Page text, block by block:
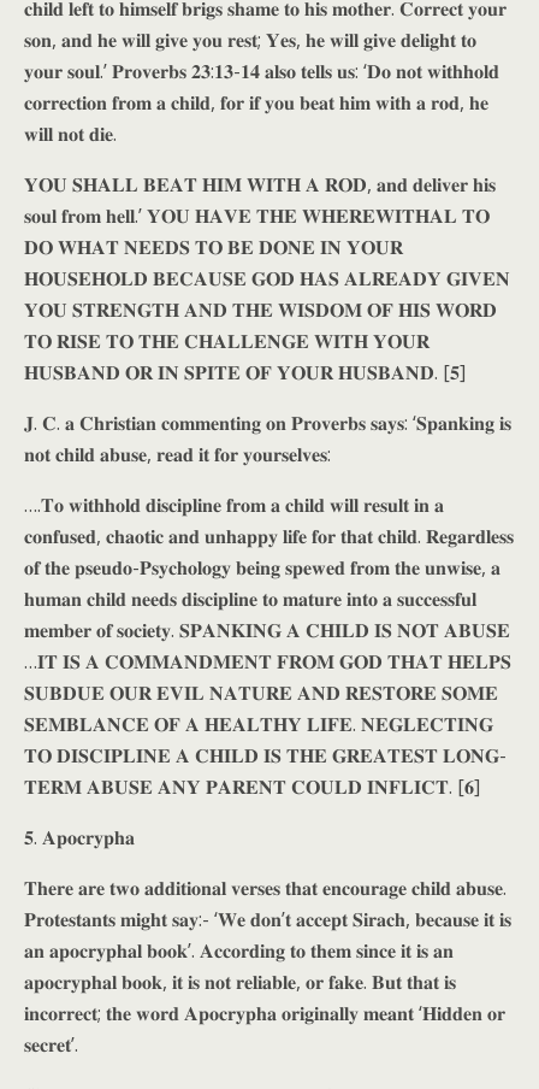
𝐜𝐡𝐢𝐥𝐝 𝐥𝐞𝐟𝐭 𝐭𝐨 𝐡𝐢𝐦𝐬𝐞𝐥𝐟 𝐛𝐫𝐢𝐠𝐬 𝐬𝐡𝐚𝐦𝐞 𝐭𝐨 𝐡𝐢𝐬 𝐦𝐨𝐭𝐡𝐞𝐫. 𝐂𝐨𝐫𝐫𝐞𝐜𝐭 𝐲𝐨𝐮𝐫
𝐬𝐨𝐧, 𝐚𝐧𝐝 𝐡𝐞 𝐰𝐢𝐥𝐥 𝐠𝐢𝐯𝐞 𝐲𝐨𝐮 𝐫𝐞𝐬𝐭; 𝐘𝐞𝐬, 𝐡𝐞 𝐰𝐢𝐥𝐥 𝐠𝐢𝐯𝐞 𝐝𝐞𝐥𝐢𝐠𝐡𝐭 𝐭𝐨
𝐲𝐨𝐮𝐫 𝐬𝐨𝐮𝐥.’ 𝐏𝐫𝐨𝐯𝐞𝐫𝐛𝐬 𝟐𝟑:𝟏𝟑-𝟏𝟒 𝐚𝐥𝐬𝐨 𝐭𝐞𝐥𝐥𝐬 𝐮𝐬: ‘𝐃𝐨 𝐧𝐨𝐭 𝐰𝐢𝐭𝐡𝐡𝐨𝐥𝐝
𝐜𝐨𝐫𝐫𝐞𝐜𝐭𝐢𝐨𝐧 𝐟𝐫𝐨𝐦 𝐚 𝐜𝐡𝐢𝐥𝐝, 𝐟𝐨𝐫 𝐢𝐟 𝐲𝐨𝐮 𝐛𝐞𝐚𝐭 𝐡𝐢𝐦 𝐰𝐢𝐭𝐡 𝐚 𝐫𝐨𝐝, 𝐡𝐞
𝐰𝐢𝐥𝐥 𝐧𝐨𝐭 𝐝𝐢𝐞.
𝐘𝐎𝐔 𝐒𝐇𝐀𝐋𝐋 𝐁𝐄𝐀𝐓 𝐇𝐈𝐌 𝐖𝐈𝐓𝐇 𝐀 𝐑𝐎𝐃, 𝐚𝐧𝐝 𝐝𝐞𝐥𝐢𝐯𝐞𝐫 𝐡𝐢𝐬
𝐬𝐨𝐮𝐥 𝐟𝐫𝐨𝐦 𝐡𝐞𝐥𝐥.’ 𝐘𝐎𝐔 𝐇𝐀𝐕𝐄 𝐓𝐇𝐄 𝐖𝐇𝐄𝐑𝐄𝐖𝐈𝐓𝐇𝐀𝐋 𝐓𝐎
𝐃𝐎 𝐖𝐇𝐀𝐓 𝐍𝐄𝐄𝐃𝐒 𝐓𝐎 𝐁𝐄 𝐃𝐎𝐍𝐄 𝐈𝐍 𝐘𝐎𝐔𝐑
𝐇𝐎𝐔𝐒𝐄𝐇𝐎𝐋𝐃 𝐁𝐄𝐂𝐀𝐔𝐒𝐄 𝐆𝐎𝐃 𝐇𝐀𝐒 𝐀𝐋𝐑𝐄𝐀𝐃𝐘 𝐆𝐈𝐕𝐄𝐍
𝐘𝐎𝐔 𝐒𝐓𝐑𝐄𝐍𝐆𝐓𝐇 𝐀𝐍𝐃 𝐓𝐇𝐄 𝐖𝐈𝐒𝐃𝐎𝐌 𝐎𝐅 𝐇𝐈𝐒 𝐖𝐎𝐑𝐃
𝐓𝐎 𝐑𝐈𝐒𝐄 𝐓𝐎 𝐓𝐇𝐄 𝐂𝐇𝐀𝐋𝐋𝐄𝐍𝐆𝐄 𝐖𝐈𝐓𝐇 𝐘𝐎𝐔𝐑
𝐇𝐔𝐒𝐁𝐀𝐍𝐃 𝐎𝐑 𝐈𝐍 𝐒𝐏𝐈𝐓𝐄 𝐎𝐅 𝐘𝐎𝐔𝐑 𝐇𝐔𝐒𝐁𝐀𝐍𝐃. [𝟓]
𝐉. 𝐂. 𝐚 𝐂𝐡𝐫𝐢𝐬𝐭𝐢𝐚𝐧 𝐜𝐨𝐦𝐦𝐞𝐧𝐭𝐢𝐧𝐠 𝐨𝐧 𝐏𝐫𝐨𝐯𝐞𝐫𝐛𝐬 𝐬𝐚𝐲𝐬: ‘𝐒𝐩𝐚𝐧𝐤𝐢𝐧𝐠 𝐢𝐬
𝐧𝐨𝐭 𝐜𝐡𝐢𝐥𝐝 𝐚𝐛𝐮𝐬𝐞, 𝐫𝐞𝐚𝐝 𝐢𝐭 𝐟𝐨𝐫 𝐲𝐨𝐮𝐫𝐬𝐞𝐥𝐯𝐞𝐬:
….𝐓𝐨 𝐰𝐢𝐭𝐡𝐡𝐨𝐥𝐝 𝐝𝐢𝐬𝐜𝐢𝐩𝐥𝐢𝐧𝐞 𝐟𝐫𝐨𝐦 𝐚 𝐜𝐡𝐢𝐥𝐝 𝐰𝐢𝐥𝐥 𝐫𝐞𝐬𝐮𝐥𝐭 𝐢𝐧 𝐚
𝐜𝐨𝐧𝐟𝐮𝐬𝐞𝐝, 𝐜𝐡𝐚𝐨𝐭𝐢𝐜 𝐚𝐧𝐝 𝐮𝐧𝐡𝐚𝐩𝐩𝐲 𝐥𝐢𝐟𝐞 𝐟𝐨𝐫 𝐭𝐡𝐚𝐭 𝐜𝐡𝐢𝐥𝐝. 𝐑𝐞𝐠𝐚𝐫𝐝𝐥𝐞𝐬𝐬
𝐨𝐟 𝐭𝐡𝐞 𝐩𝐬𝐞𝐮𝐝𝐨-𝐏𝐬𝐲𝐜𝐡𝐨𝐥𝐨𝐠𝐲 𝐛𝐞𝐢𝐧𝐠 𝐬𝐩𝐞𝐰𝐞𝐝 𝐟𝐫𝐨𝐦 𝐭𝐡𝐞 𝐮𝐧𝐰𝐢𝐬𝐞, 𝐚
𝐡𝐮𝐦𝐚𝐧 𝐜𝐡𝐢𝐥𝐝 𝐧𝐞𝐞𝐝𝐬 𝐝𝐢𝐬𝐜𝐢𝐩𝐥𝐢𝐧𝐞 𝐭𝐨 𝐦𝐚𝐭𝐮𝐫𝐞 𝐢𝐧𝐭𝐨 𝐚 𝐬𝐮𝐜𝐜𝐞𝐬𝐬𝐟𝐮𝐥
𝐦𝐞𝐦𝐛𝐞𝐫 𝐨𝐟 𝐬𝐨𝐜𝐢𝐞𝐭𝐲. 𝐒𝐏𝐀𝐍𝐊𝐈𝐍𝐆 𝐀 𝐂𝐇𝐈𝐋𝐃 𝐈𝐒 𝐍𝐎𝐓 𝐀𝐁𝐔𝐒𝐄
…𝐈𝐓 𝐈𝐒 𝐀 𝐂𝐎𝐌𝐌𝐀𝐍𝐃𝐌𝐄𝐍𝐓 𝐅𝐑𝐎𝐌 𝐆𝐎𝐃 𝐓𝐇𝐀𝐓 𝐇𝐄𝐋𝐏𝐒
𝐒𝐔𝐁𝐃𝐔𝐄 𝐎𝐔𝐑 𝐄𝐕𝐈𝐋 𝐍𝐀𝐓𝐔𝐑𝐄 𝐀𝐍𝐃 𝐑𝐄𝐒𝐓𝐎𝐑𝐄 𝐒𝐎𝐌𝐄
𝐒𝐄𝐌𝐁𝐋𝐀𝐍𝐂𝐄 𝐎𝐅 𝐀 𝐇𝐄𝐀𝐋𝐓𝐇𝐘 𝐋𝐈𝐅𝐄. 𝐍𝐄𝐆𝐋𝐄𝐂𝐓𝐈𝐍𝐆
𝐓𝐎 𝐃𝐈𝐒𝐂𝐈𝐏𝐋𝐈𝐍𝐄 𝐀 𝐂𝐇𝐈𝐋𝐃 𝐈𝐒 𝐓𝐇𝐄 𝐆𝐑𝐄𝐀𝐓𝐄𝐒𝐓 𝐋𝐎𝐍𝐆-
𝐓𝐄𝐑𝐌 𝐀𝐁𝐔𝐒𝐄 𝐀𝐍𝐘 𝐏𝐀𝐑𝐄𝐍𝐓 𝐂𝐎𝐔𝐋𝐃 𝐈𝐍𝐅𝐋𝐈𝐂𝐓. [𝟔]
𝟓. 𝐀𝐩𝐨𝐜𝐫𝐲𝐩𝐡𝐚
𝐓𝐡𝐞𝐫𝐞 𝐚𝐫𝐞 𝐭𝐰𝐨 𝐚𝐝𝐝𝐢𝐭𝐢𝐨𝐧𝐚𝐥 𝐯𝐞𝐫𝐬𝐞𝐬 𝐭𝐡𝐚𝐭 𝐞𝐧𝐜𝐨𝐮𝐫𝐚𝐠𝐞 𝐜𝐡𝐢𝐥𝐝 𝐚𝐛𝐮𝐬𝐞.
𝐏𝐫𝐨𝐭𝐞𝐬𝐭𝐚𝐧𝐭𝐬 𝐦𝐢𝐠𝐡𝐭 𝐬𝐚𝐲:- ‘𝐖𝐞 𝐝𝐨𝐧’𝐭 𝐚𝐜𝐜𝐞𝐩𝐭 𝐒𝐢𝐫𝐚𝐜𝐡, 𝐛𝐞𝐜𝐚𝐮𝐬𝐞 𝐢𝐭 𝐢𝐬
𝐚𝐧 𝐚𝐩𝐨𝐜𝐫𝐲𝐩𝐡𝐚𝐥 𝐛𝐨𝐨𝐤’. 𝐀𝐜𝐜𝐨𝐫𝐝𝐢𝐧𝐠 𝐭𝐨 𝐭𝐡𝐞𝐦 𝐬𝐢𝐧𝐜𝐞 𝐢𝐭 𝐢𝐬 𝐚𝐧
𝐚𝐩𝐨𝐜𝐫𝐲𝐩𝐡𝐚𝐥 𝐛𝐨𝐨𝐤, 𝐢𝐭 𝐢𝐬 𝐧𝐨𝐭 𝐫𝐞𝐥𝐢𝐚𝐛𝐥𝐞, 𝐨𝐫 𝐟𝐚𝐤𝐞. 𝐁𝐮𝐭 𝐭𝐡𝐚𝐭 𝐢𝐬
𝐢𝐧𝐜𝐨𝐫𝐫𝐞𝐜𝐭; 𝐭𝐡𝐞 𝐰𝐨𝐫𝐝 𝐀𝐩𝐨𝐜𝐫𝐲𝐩𝐡𝐚 𝐨𝐫𝐢𝐠𝐢𝐧𝐚𝐥𝐥𝐲 𝐦𝐞𝐚𝐧𝐭 ‘𝐇𝐢𝐝𝐝𝐞𝐧 𝐨𝐫
𝐬𝐞𝐜𝐫𝐞𝐭’.